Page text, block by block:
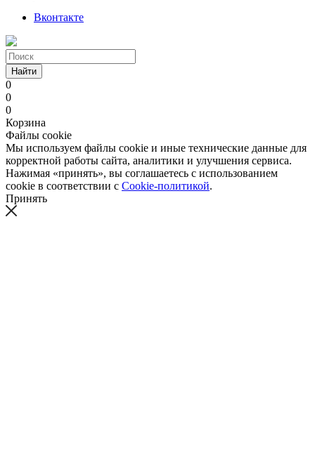
Вконтакте
Найти
0
0
0
Корзина
Файлы cookie
Мы используем файлы cookie и иные технические данные для
корректной работы сайта, аналитики и улучшения сервиса.
Нажимая «принять», вы соглашаетесь с использованием
cookie в соответствии с Cookie-политикой.
Принять